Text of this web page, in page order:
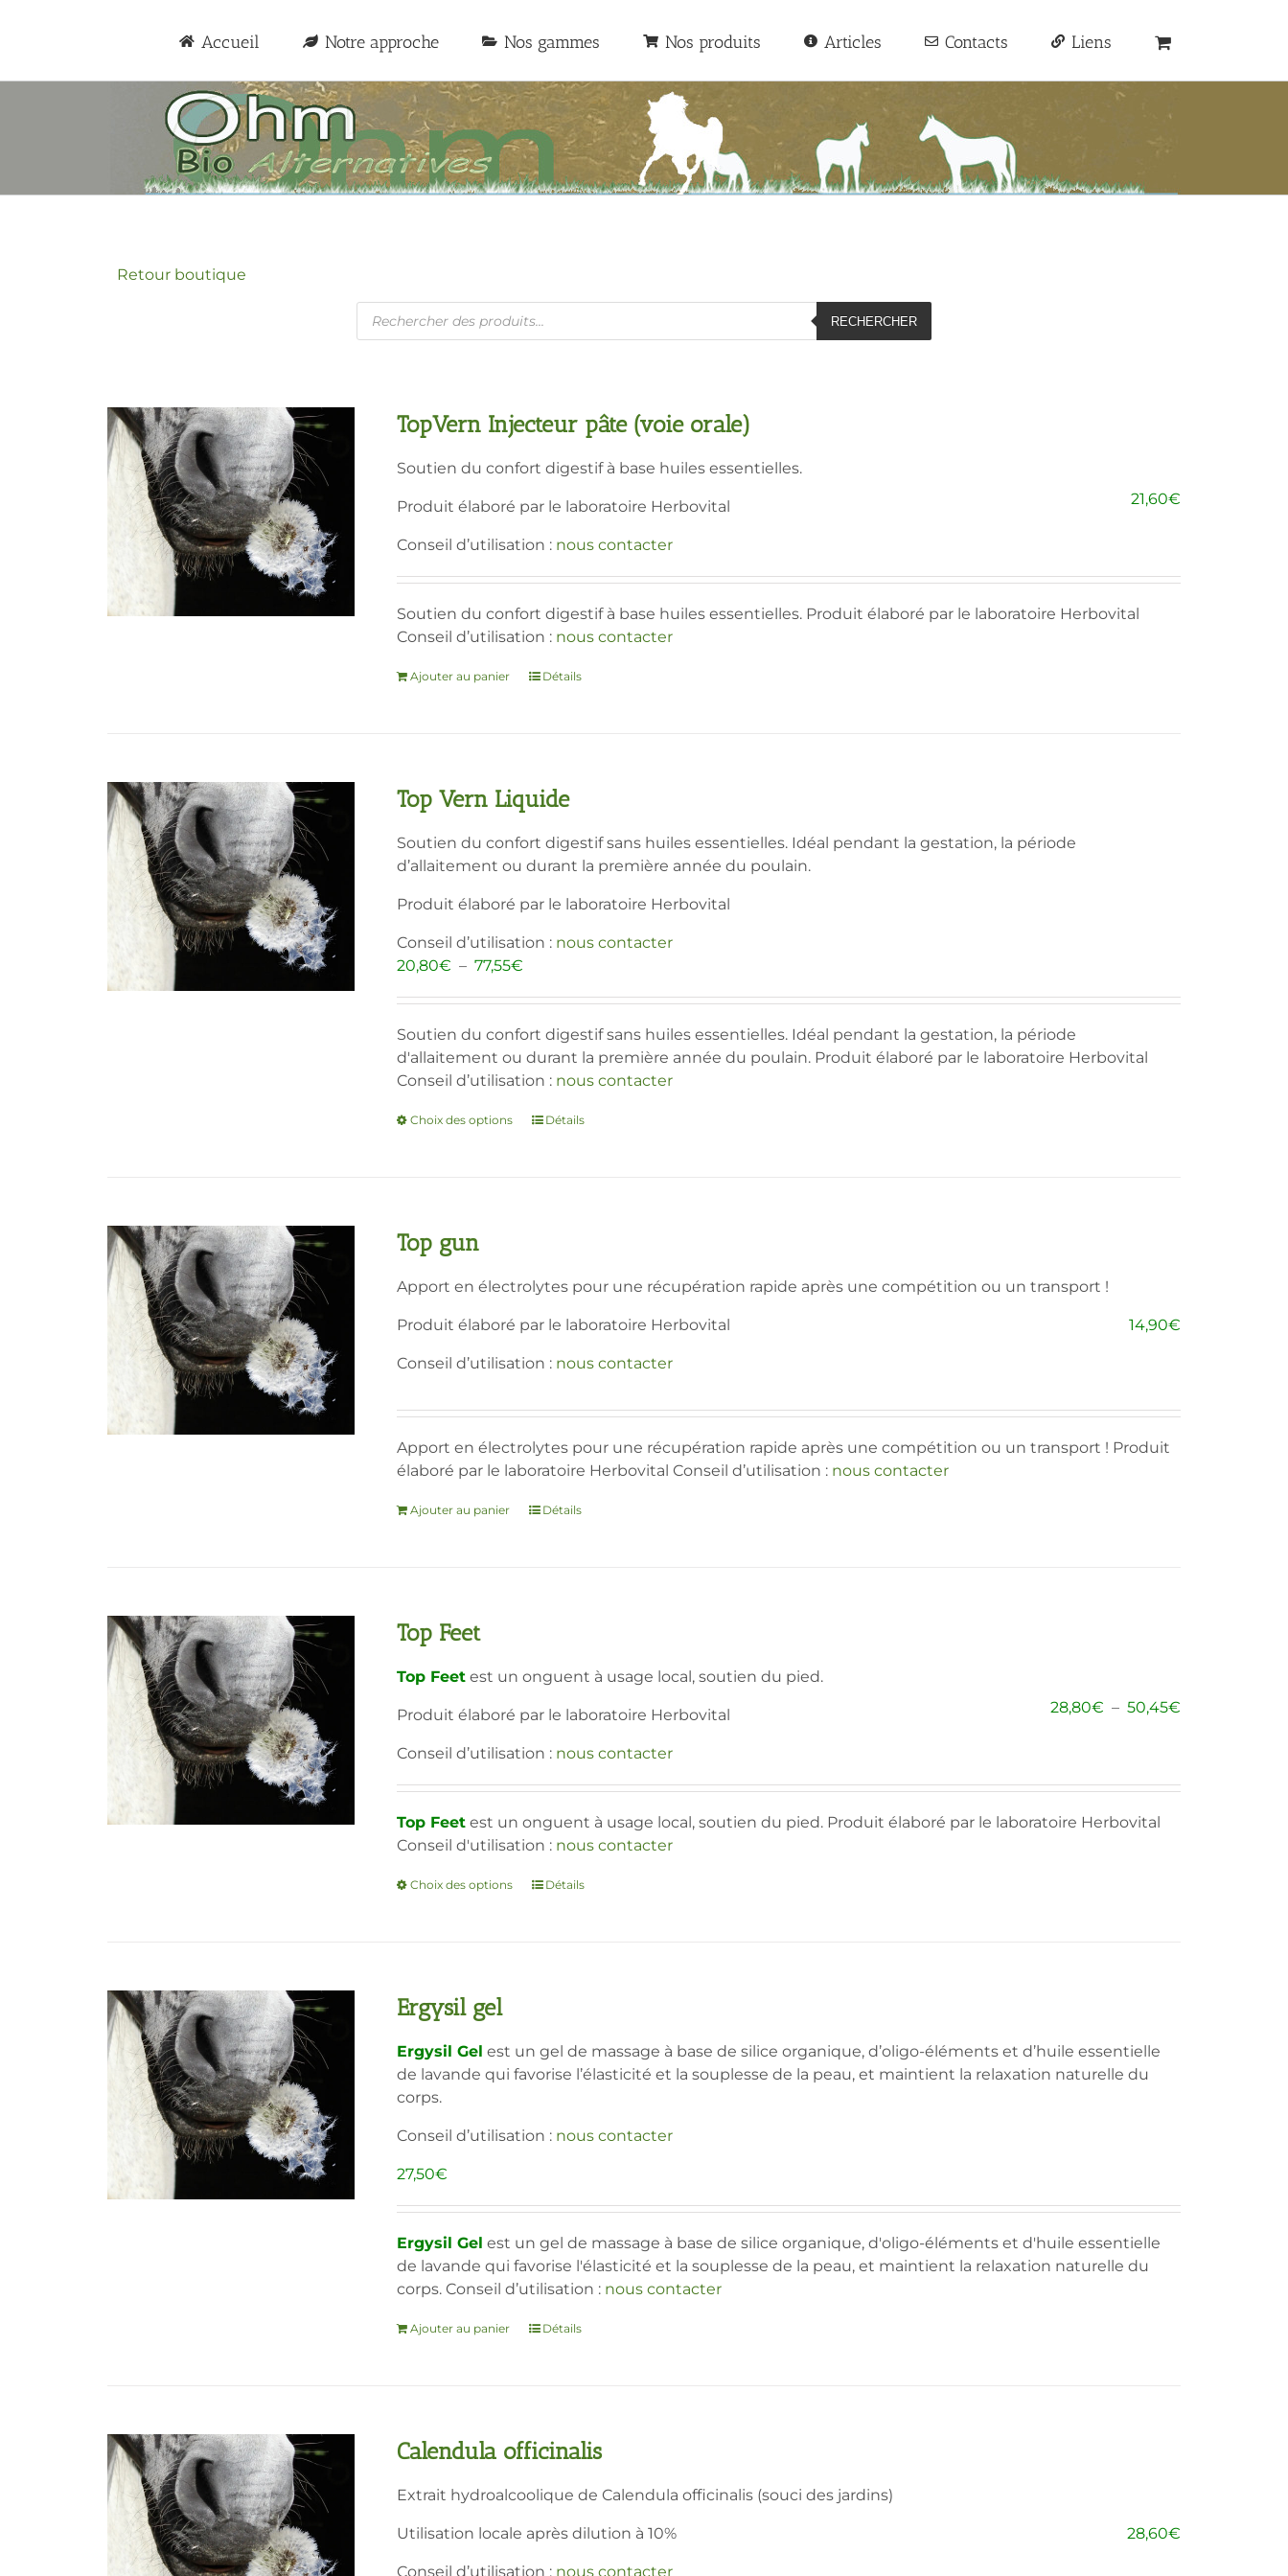
Accueil Notre approche Nos gammes Nos produits Articles Contacts Liens
Retour boutique
Recherche
de
produits
RECHERCHER
TopVern Injecteur pâte (voie orale)
Soutien du confort digestif à base huiles essentielles.
Produit élaboré par le laboratoire Herbovital
Conseil d’utilisation : nous contacter
21,60€
Soutien du confort digestif à base huiles essentielles. Produit élaboré par le laboratoire Herbovital
Conseil d’utilisation : nous contacter
Ajouter au panier Détails
Top Vern Liquide
Soutien du confort digestif sans huiles essentielles. Idéal pendant la gestation, la période
d’allaitement ou durant la première année du poulain.
Produit élaboré par le laboratoire Herbovital
Conseil d’utilisation : nous contacter
20,80€ – 77,55€
prix :
20,80€
à
77,55€
Soutien du confort digestif sans huiles essentielles. Idéal pendant la gestation, la période
d'allaitement ou durant la première année du poulain. Produit élaboré par le laboratoire Herbovital
Conseil d’utilisation : nous contacter
Choix des options
Ce
peuvent
choisies
la
du
produit
Détails
Top gun
Apport en électrolytes pour une récupération rapide après une compétition ou un transport !
Produit élaboré par le laboratoire Herbovital
Conseil d’utilisation : nous contacter
14,90€
Apport en électrolytes pour une récupération rapide après une compétition ou un transport ! Produit
élaboré par le laboratoire Herbovital Conseil d’utilisation : nous contacter
Ajouter au panier Détails
Top Feet
Top Feet est un onguent à usage local, soutien du pied.
Produit élaboré par le laboratoire Herbovital
Conseil d’utilisation : nous contacter
28,80€ – 50,45€Plage
à
Top Feet est un onguent à usage local, soutien du pied. Produit élaboré par le laboratoire Herbovital
Conseil d'utilisation : nous contacter
Choix des options
Ce
peuvent
être
la
produit
Détails
Ergysil gel
Ergysil Gel est un gel de massage à base de silice organique, d’oligo-éléments et d’huile essentielle
de lavande qui favorise l’élasticité et la souplesse de la peau, et maintient la relaxation naturelle du
corps.
Conseil d’utilisation : nous contacter
27,50€
Ergysil Gel est un gel de massage à base de silice organique, d'oligo-éléments et d'huile essentielle
de lavande qui favorise l'élasticité et la souplesse de la peau, et maintient la relaxation naturelle du
corps. Conseil d’utilisation : nous contacter
Ajouter au panier Détails
Calendula officinalis
Extrait hydroalcoolique de Calendula officinalis (souci des jardins)
Utilisation locale après dilution à 10%
Conseil d’utilisation : nous contacter
28,60€